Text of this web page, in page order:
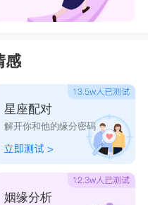
感
星座配对
解开你和他的缘分密码
姻缘分析